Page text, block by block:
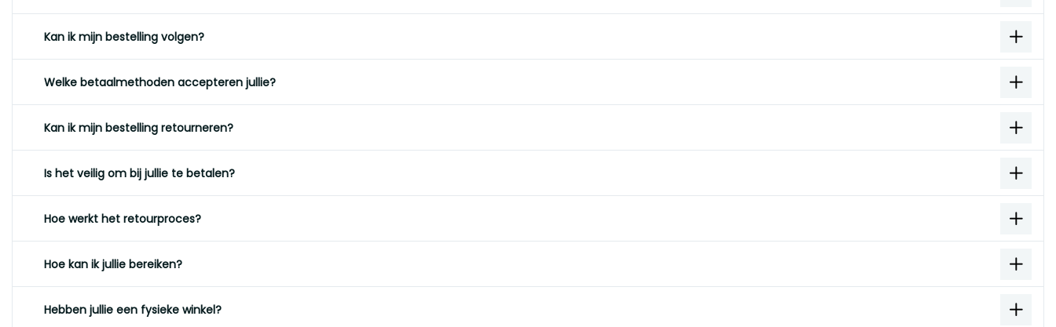
Kan ik mijn bestelling volgen?
Welke betaalmethoden accepteren jullie?
Kan ik mijn bestelling retourneren?
Is het veilig om bij jullie te betalen?
Hoe werkt het retourproces?
Hoe kan ik jullie bereiken?
Hebben jullie een fysieke winkel?